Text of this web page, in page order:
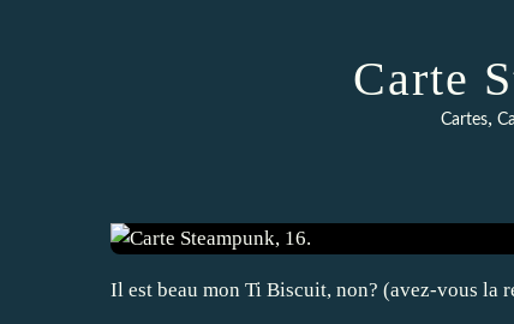
Carte
Cartes,
Il est beau mon Ti Biscuit, non? (avez-vous la